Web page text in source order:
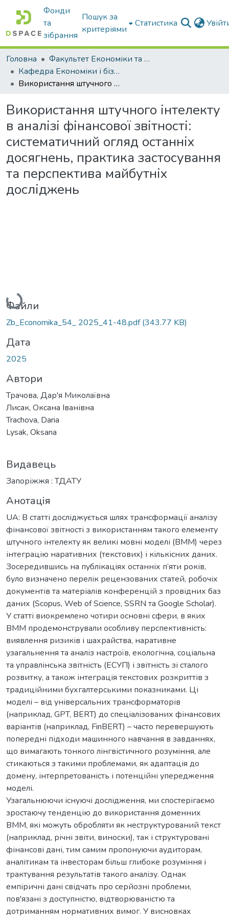
Фонди
та
зібрання
Пошук за
критеріями
Статистика
Головна
Факультет Економіки та бізнесу
Кафедра Економіки і бізнесу
Використання штучного інтелекту в аналізі фінансової звітності: систематичний огляд останніх досягнень, практика застосування та перспектива майбутніх досліджень
Використання штучного інтелекту
в аналізі фінансової звітності:
систематичний огляд останніх
досягнень, практика застосування
та перспектива майбутніх
досліджень
Вантажиться...
Файли
Zb_Economika_54_ 2025_41-48.pdf(343.77 KB)
Дата
2025
Автори
Трачова, Дар'я Миколаївна
Лисак, Оксана Іванівна
Trachova, Daria
Lysak, Oksana
Видавець
Запоріжжя : ТДАТУ
Анотація
UA: В статті досліджується шлях трансформації аналізу
фінансової звітності з використанням такого елементу
штучного інтелекту як великі мовні моделі (ВММ) через
інтеграцію наративних (текстових) і кількісних даних.
Зосередившись на публікаціях останніх п’яти років,
було визначено перелік рецензованих статей, робочіх
документів та матеріалів конференцій з провідних баз
даних (Scopus, Web of Science, SSRN та Google Scholar).
У статті виокремлено чотири основні сфери, в яких
ВММ продемонстрували особливу перспективність:
виявлення ризиків і шахрайства, наративне
узагальнення та аналіз настроїв, екологічна, соціальна
та управлінська звітність (ЕСУП) і звітність зі сталого
розвитку, а також інтеграція текстових розкриттів з
традиційними бухгалтерськими показниками. Ці
моделі – від універсальних трансформаторів
(наприклад, GPT, BERT) до спеціалізованих фінансових
варіантів (наприклад, FinBERT) – часто перевершують
попередні підходи машинного навчання в завданнях,
що вимагають тонкого лінгвістичного розуміння, але
стикаються з такими проблемами, як адаптація до
домену, інтерпретованість і потенційні упередження
моделі.
Узагальнюючи існуючі дослідження, ми спостерігаємо
зростаючу тенденцію до використання доменних
ВММ, які можуть обробляти як неструктурований текст
(наприклад, річні звіти, виноски), так і структуровані
фінансові дані, тим самим пропонуючи аудиторам,
аналітикам та інвесторам більш глибоке розуміння і
трактування результатів такого аналізу. Однак
емпіричні дані свідчать про серйозні проблеми,
пов'язані з доступністю, відтворюваністю та
дотриманням нормативних вимог. У висновках